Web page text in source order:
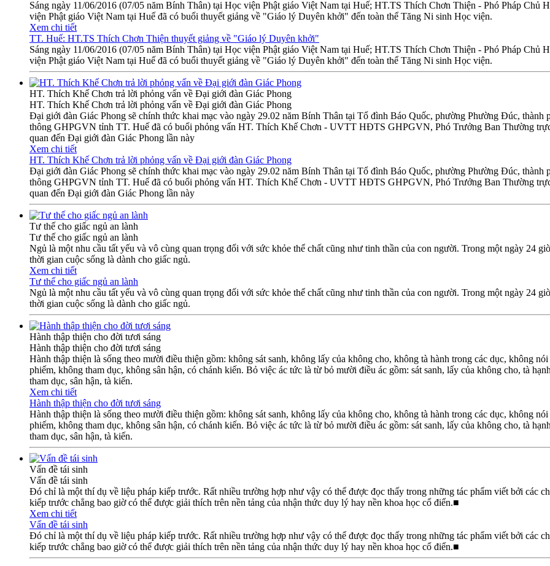
Sáng ngày 11/06/2016 (07/05 năm Bính Thân) tại Học viện Phật giáo Việt Nam tại Huế; HT.TS Thích Chơn Thiện - Phó Pháp
viện Phật giáo Việt Nam tại Huế đã có buổi thuyết giảng về "Giáo lý Duyên khởi" đến toàn thể Tăng Ni sinh Học viện.
Xem chi tiết
TT. Huế: HT.TS Thích Chơn Thiện thuyết giảng về "Giáo lý Duyên khởi"
Sáng ngày 11/06/2016 (07/05 năm Bính Thân) tại Học viện Phật giáo Việt Nam tại Huế; HT.TS Thích Chơn Thiện - Phó Pháp
viện Phật giáo Việt Nam tại Huế đã có buổi thuyết giảng về "Giáo lý Duyên khởi" đến toàn thể Tăng Ni sinh Học viện.
HT. Thích Khế Chơn trả lời phỏng vấn về Đại giới đàn Giác Phong
HT. Thích Khế Chơn trả lời phỏng vấn về Đại giới đàn Giác Phong
Đại giới đàn Giác Phong sẽ chính thức khai mạc vào ngày 29.02 năm Bính Thân tại Tổ đình Báo Quốc, phường Phường Đúc,
thông GHPGVN tỉnh TT. Huế đã có buổi phỏng vấn HT. Thích Khế Chơn - UVTT HĐTS GHPGVN, Phó Trưởng Ban Thường
quan đến Đại giới đàn Giác Phong lần này
Xem chi tiết
HT. Thích Khế Chơn trả lời phỏng vấn về Đại giới đàn Giác Phong
Đại giới đàn Giác Phong sẽ chính thức khai mạc vào ngày 29.02 năm Bính Thân tại Tổ đình Báo Quốc, phường Phường Đúc,
thông GHPGVN tỉnh TT. Huế đã có buổi phỏng vấn HT. Thích Khế Chơn - UVTT HĐTS GHPGVN, Phó Trưởng Ban Thường
quan đến Đại giới đàn Giác Phong lần này
Tư thế cho giấc ngủ an lành
Tư thế cho giấc ngủ an lành
Ngủ là một nhu cầu tất yếu và vô cùng quan trọng đối với sức khỏe thể chất cũng như tinh thần của con người. Trong một ngày 24
thời gian cuộc sống là dành cho giấc ngủ.
Xem chi tiết
Tư thế cho giấc ngủ an lành
Ngủ là một nhu cầu tất yếu và vô cùng quan trọng đối với sức khỏe thể chất cũng như tinh thần của con người. Trong một ngày 24
thời gian cuộc sống là dành cho giấc ngủ.
Hành thập thiện cho đời tươi sáng
Hành thập thiện cho đời tươi sáng
Hành thập thiện là sống theo mười điều thiện gồm: không sát sanh, không lấy của không cho, không tà hành trong các dục, không
phiếm, không tham dục, không sân hận, có chánh kiến. Bỏ việc ác tức là từ bỏ mười điều ác gồm: sát sanh, lấy của không cho, tà
tham dục, sân hận, tà kiến.
Xem chi tiết
Hành thập thiện cho đời tươi sáng
Hành thập thiện là sống theo mười điều thiện gồm: không sát sanh, không lấy của không cho, không tà hành trong các dục, không
phiếm, không tham dục, không sân hận, có chánh kiến. Bỏ việc ác tức là từ bỏ mười điều ác gồm: sát sanh, lấy của không cho, tà
tham dục, sân hận, tà kiến.
Vấn đề tái sinh
Vấn đề tái sinh
Đó chỉ là một thí dụ về liệu pháp kiếp trước. Rất nhiều trường hợp như vậy có thể được đọc thấy trong những tác phẩm viết bởi các
kiếp trước chẳng bao giờ có thể được giải thích trên nền tảng của nhận thức duy lý hay nền khoa học cổ điển.■
Xem chi tiết
Vấn đề tái sinh
Đó chỉ là một thí dụ về liệu pháp kiếp trước. Rất nhiều trường hợp như vậy có thể được đọc thấy trong những tác phẩm viết bởi các
kiếp trước chẳng bao giờ có thể được giải thích trên nền tảng của nhận thức duy lý hay nền khoa học cổ điển.■